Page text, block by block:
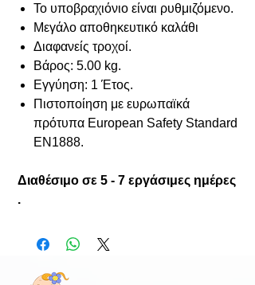
Το υποβραχιόνιο είναι ρυθμιζόμενο.
Μεγάλο αποθηκευτικό καλάθι
Διαφανείς τροχοί.
Βάρος: 5.00 kg.
Εγγύηση: 1 Έτος.
Πιστοποίηση με ευρωπαϊκά
πρότυπα European Safety Standard
EN1888.
Διαθέσιμο σε 5 - 7 εργάσιμες ημέρες
.